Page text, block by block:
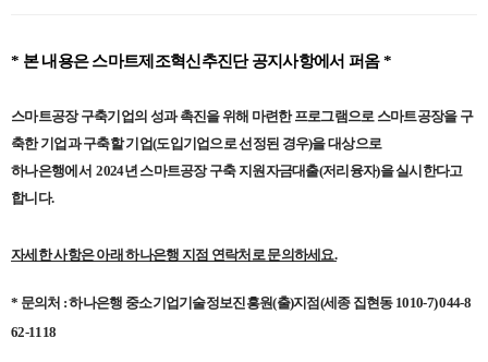
* 본 내용은 스마트제조혁신추진단 공지사항에서 퍼옴 *
스마트공장 구축기업의 성과 촉진을 위해 마련한 프로그램으로 스마트공장을 구
축한 기업과 구축할 기업(도입기업으로 선정된 경우)을 대상으로
하나은행에 서 2024년 스마트공장 구축 지원자금대출(저리융자)을 실시한다고
합니다.
자세한 사항은 아래 하나은행 지점 연락처로 문의하세요.
* 문의처 : 하나은행 중소기업기술정보진흥원(출)지점(세종 집현동 1010-7) 044-8
62-1118